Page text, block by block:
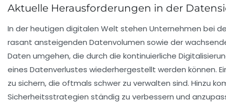
Aktuelle Herausforderungen in der
In der heutigen digitalen Welt stehen Unternehmen bei
rasant ansteigenden Datenvolumen sowie der
Daten umgehen, die durch die kontinuierliche
eines Datenverlustes wiederhergestellt werden können.
zu sichern, die oftmals schwer zu verwalten sind. Hinzu
Sicherheitsstrategien ständig zu verbessern und